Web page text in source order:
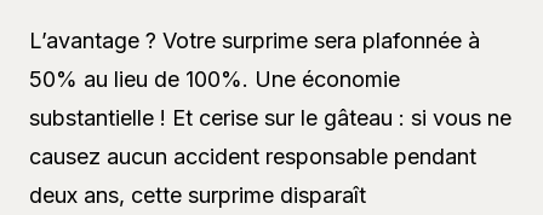
L’avantage ? Votre surprime sera plafonnée à
50% au lieu de 100%. Une économie
substantielle ! Et cerise sur le gâteau : si vous ne
causez aucun accident responsable pendant
deux ans, cette surprime disparaît